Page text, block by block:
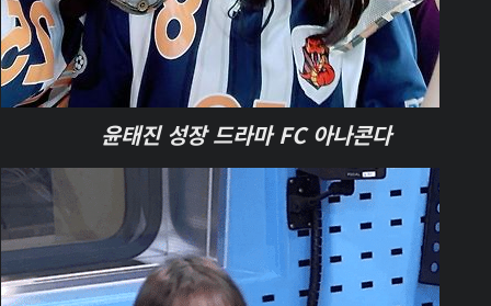
윤태진 성장 드라마 FC 아나콘다